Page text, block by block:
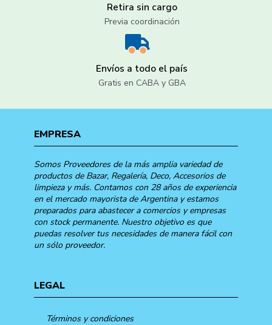
Retira sin cargo
Previa coordinación
Envíos a todo el país
Gratis en CABA y GBA
EMPRESA
Somos Proveedores de la más amplia variedad de
productos de Bazar, Regalería, Deco, Accesorios de
limpieza y más. Contamos con 28 años de experiencia
en el mercado mayorista de Argentina y estamos
preparados para abastecer a comercios y empresas
con stock permanente. Nuestro objetivo es que
puedas resolver tus necesidades de manera fácil con
un sólo proveedor.
LEGAL
Términos y condiciones